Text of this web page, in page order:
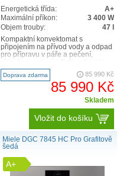
Energetická třída:
A+
Maximální příkon:
3 400 W
Objem trouby:
47 l
Kompaktní konvektomat s
připojením na přívod vody a odpad
pro přípravu v páře a pečení,
Velký textový displej s..
Doprava zdarma 85 990 Kč
85 990 Kč
Skladem
Vložit do košíku
Miele DGC 7845 HC Pro Grafitově
šedá
A+